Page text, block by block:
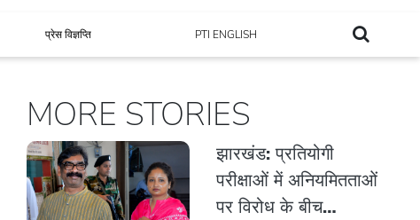
प्रेस विज्ञप्ति PTI ENGLISH
MORE STORIES
झारखंड: प्रतियोगी
परीक्षाओं में अनियमितताओं
पर विरोध के बीच